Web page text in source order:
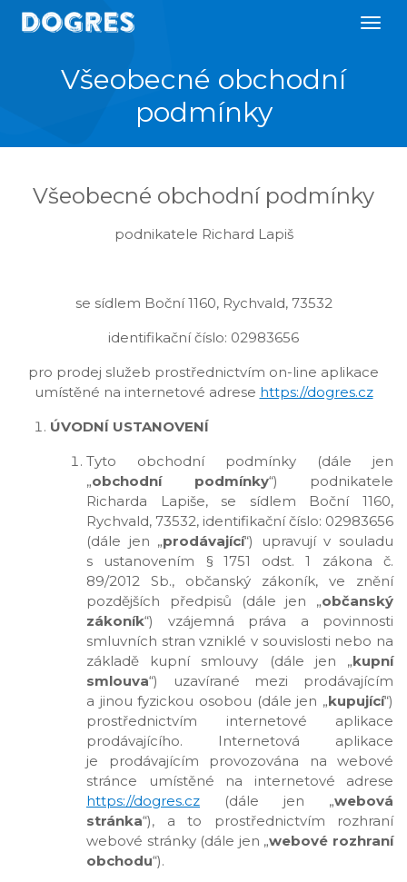
Všeobecné obchodní
podmínky
Všeobecné obchodní podmínky
podnikatele Richard Lapiš
se sídlem Boční 1160, Rychvald, 73532
identifikační číslo: 02983656
pro prodej služeb prostřednictvím on-line aplikace
umístěné na internetové adrese https://dogres.cz
ÚVODNÍ USTANOVENÍ
Tyto obchodní podmínky (dále jen
„obchodní podmínky“) podnikatele
Richarda Lapiše, se sídlem Boční 1160,
Rychvald, 73532, identifikační číslo: 02983656
(dále jen „prodávající“) upravují v souladu
s ustanovením § 1751 odst. 1 zákona č.
89/2012 Sb., občanský zákoník, ve znění
pozdějších předpisů (dále jen „občanský
zákoník“) vzájemná práva a povinnosti
smluvních stran vzniklé v souvislosti nebo na
základě kupní smlouvy (dále jen „kupní
smlouva“) uzavírané mezi prodávajícím
a jinou fyzickou osobou (dále jen „kupující“)
prostřednictvím internetové aplikace
prodávajícího. Internetová aplikace
je prodávajícím provozována na webové
stránce umístěné na internetové adrese
https://dogres.cz (dále jen „webová
stránka“), a to prostřednictvím rozhraní
webové stránky (dále jen „webové rozhraní
obchodu“).